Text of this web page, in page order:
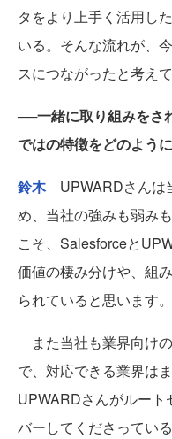
タをより上手く活用し
いる。そんな流れが、
スにつながったと考えて
──一緒に取り組みをさ
ではの特徴をどのよう
鈴木 UPWARDさんは
め、当社の強みも弱み
こそ、Salesforceと
価値の棲み分けや、組
られていると思います。
また当社も業界向け
で、対応できる業界は
UPWARDさんがルート
バーしてくださってい